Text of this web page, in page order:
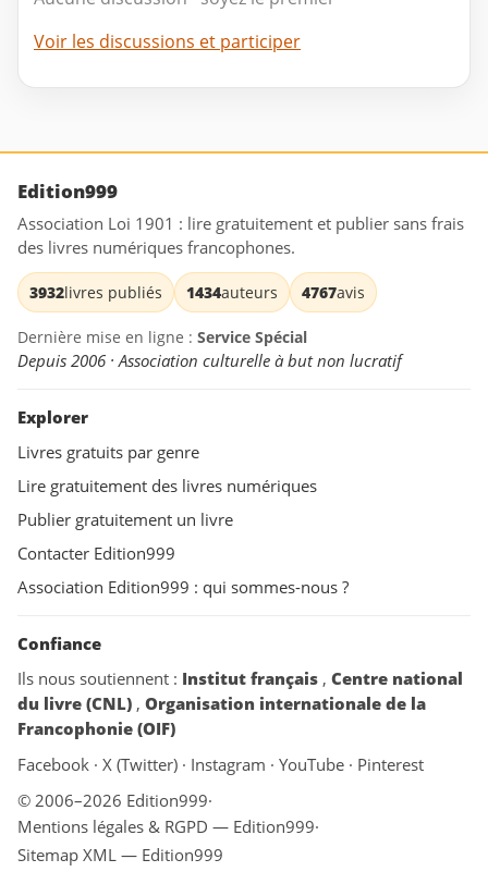
Voir les discussions et participer
Edition999
Association Loi 1901 : lire gratuitement et publier sans frais
des livres numériques francophones.
3932livres publiés 1434auteurs 4767avis
Dernière mise en ligne : Service Spécial
Depuis 2006 · Association culturelle à but non lucratif
Explorer
Livres gratuits par genre
Lire gratuitement des livres numériques
Publier gratuitement un livre
Contacter Edition999
Association Edition999 : qui sommes-nous ?
Confiance
Ils nous soutiennent : Institut français , Centre national
du livre (CNL) , Organisation internationale de la
Francophonie (OIF)
Facebook · X (Twitter) · Instagram · YouTube · Pinterest
© 2006–2026 Edition999·
Mentions légales & RGPD — Edition999·
Sitemap XML — Edition999